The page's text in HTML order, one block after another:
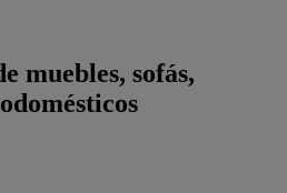
muebles, sofás,